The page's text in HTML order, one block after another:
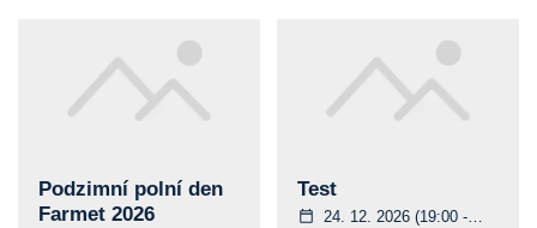
Podzimní polní den
Farmet 2026
Test
24. 12. 2026 (19:00 - 21:00)